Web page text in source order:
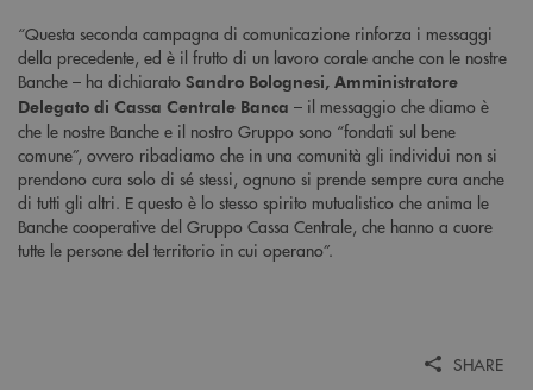
“Questa seconda campagna di comunicazione rinforza i messaggi
della precedente, ed è il frutto di un lavoro corale anche con le nostre
Banche – ha dichiarato Sandro Bolognesi, Amministratore
Delegato di Cassa Centrale Banca – il messaggio che diamo è
che le nostre Banche e il nostro Gruppo sono “fondati sul bene
comune”, ovvero ribadiamo che in una comunità gli individui non si
prendono cura solo di sé stessi, ognuno si prende sempre cura anche
di tutti gli altri. E questo è lo stesso spirito mutualistico che anima le
Banche cooperative del Gruppo Cassa Centrale, che hanno a cuore
tutte le persone del territorio in cui operano”.
SHARE